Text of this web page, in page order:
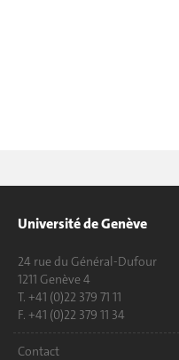
Université de Genève
24 rue du Général-Dufour
1211 Genève 4
T. +41 (0)22 379 71 11
F. +41 (0)22 379 11 34
Contact